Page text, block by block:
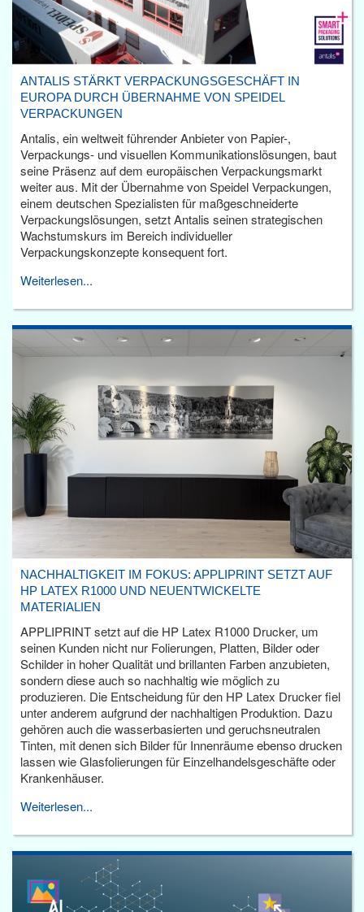
ANTALIS STÄRKT VERPACKUNGSGESCHÄFT IN
EUROPA DURCH ÜBERNAHME VON SPEIDEL
VERPACKUNGEN
Antalis, ein weltweit führender Anbieter von Papier-,
Verpackungs- und visuellen Kommunikationslösungen, baut
seine Präsenz auf dem europäischen Verpackungsmarkt
weiter aus. Mit der Übernahme von Speidel Verpackungen,
einem deutschen Spezialisten für maßgeschneiderte
Verpackungslösungen, setzt Antalis seinen strategischen
Wachstumskurs im Bereich individueller
Verpackungskonzepte konsequent fort.
Weiterlesen...
NACHHALTIGKEIT IM FOKUS: APPLIPRINT SETZT AUF
HP LATEX R1000 UND NEUENTWICKELTE
MATERIALIEN
APPLIPRINT setzt auf die HP Latex R1000 Drucker, um
seinen Kunden nicht nur Folierungen, Platten, Bilder oder
Schilder in hoher Qualität und brillanten Farben anzubieten,
sondern diese auch so nachhaltig wie möglich zu
produzieren. Die Entscheidung für den HP Latex Drucker fiel
unter anderem aufgrund der nachhaltigen Produktion. Dazu
gehören auch die wasserbasierten und geruchsneutralen
Tinten, mit denen sich Bilder für Innenräume ebenso drucken
lassen wie Glasfolierungen für Einzelhandelsgeschäfte oder
Krankenhäuser.
Weiterlesen...